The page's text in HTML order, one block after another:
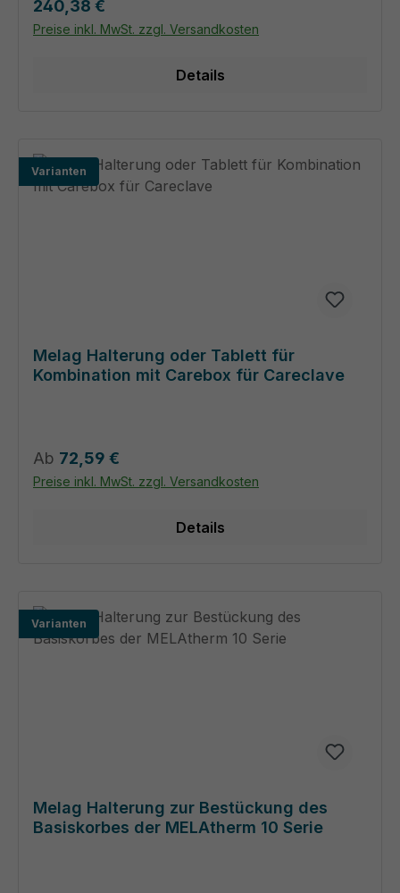
Regulärer Preis:
240,38 €
Preise inkl. MwSt. zzgl. Versandkosten
Details
Varianten
Melag Halterung oder Tablett für
Kombination mit Carebox für Careclave
Regulärer Preis:
Ab 72,59 €
Preise inkl. MwSt. zzgl. Versandkosten
Details
Varianten
Melag Halterung zur Bestückung des
Basiskorbes der MELAtherm 10 Serie